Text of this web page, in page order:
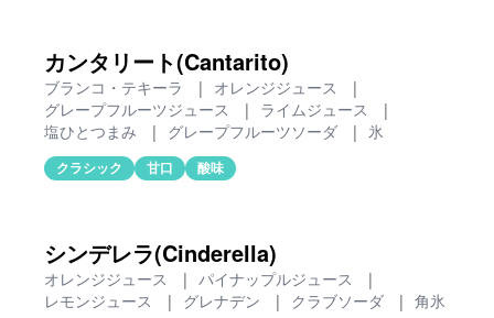
カンタリート(Cantarito)
ブランコ・テキーラ | オレンジジュース
|
グレープフルーツジュース
| ライムジュース
|
塩ひとつまみ
| グレープフルーツソーダ | 氷
クラシック 甘口 酸味
シンデレラ(Cinderella)
オレンジジュース | パイナップルジュース
|
レモンジュース
| グレナデン | クラブソーダ | 角氷